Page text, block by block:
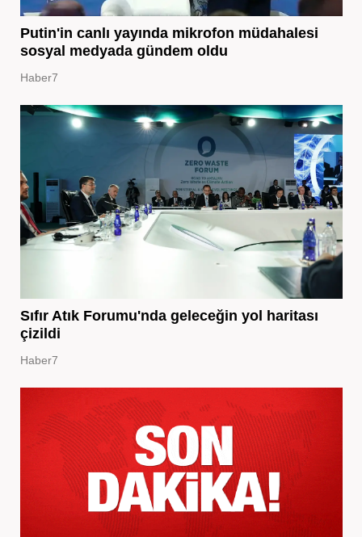
Putin'in canlı yayında mikrofon müdahalesi
sosyal medyada gündem oldu
Haber7
Sıfır Atık Forumu'nda geleceğin yol haritası
çizildi
Haber7